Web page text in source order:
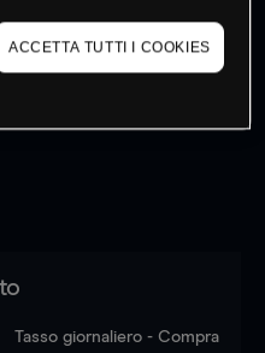
Accediper vedere gli ultimi
see latest market data
Tasso giornaliero - Compra
ACCETTA TUTTI I COOKIES